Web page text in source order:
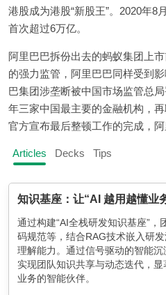
港股成为港股“新股王”。2020年8
首次超过6万亿。
阿里巴巴拆份出去的蚂蚁集团上
的强力监管，阿里巴巴同样受到
巴集团涉垄断被中国市场监管总
年三家中国最主要的金融机构，
官方宣布最后整顿工作的完成，阿
Articles Decks Tips
通过构建“AI全栈研发知识基座”
码规范等，结合RAG技术嵌入研
理解能力。通过信号驱动的智能沉
实现团队知识共享与动态迭代，
业务的智能伙伴。